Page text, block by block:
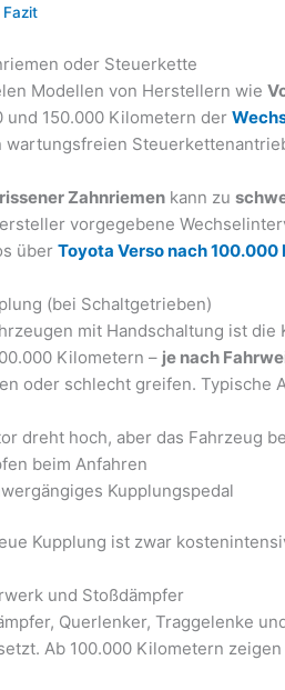
Fazit
oder Steuerkette
Modellen von Herstellern wie
und 150.000 Kilometern der
wartungsfreien
Zahnriemen kann zu
vorgegebene
überToyota Verso nach
(bei Schaltgetrieben)
mit Handschaltung ist
Kilometern – je nach
oder schlecht greifen. Typische
dreht hoch, aber das Fahrzeug
beim Anfahren
Kupplungspedal
Kupplung ist zwar
und Stoßdämpfer
Querlenker, Traggelenke
Ab 100.000 Kilometern